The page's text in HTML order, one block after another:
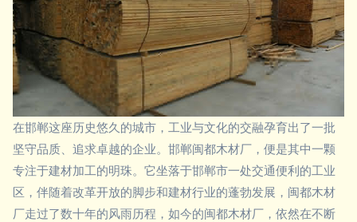
在邯郸这座历史悠久的城市，工业与文化的交融孕育出了一批
坚守品质、追求卓越的企业。邯郸闽都木材厂，便是其中一颗
专注于建材加工的明珠。它坐落于邯郸市一处交通便利的工业
区，伴随着改革开放的脚步和建材行业的蓬勃发展，闽都木材
厂走过了数十年的风雨历程，如今的闽都木材厂，依然在不断